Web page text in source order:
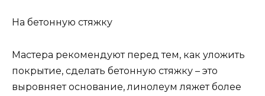
На бетонную стяжку
Мастера рекомендуют перед тем, как уложить
покрытие, сделать бетонную стяжку – это
выровняет основание, линолеум ляжет более